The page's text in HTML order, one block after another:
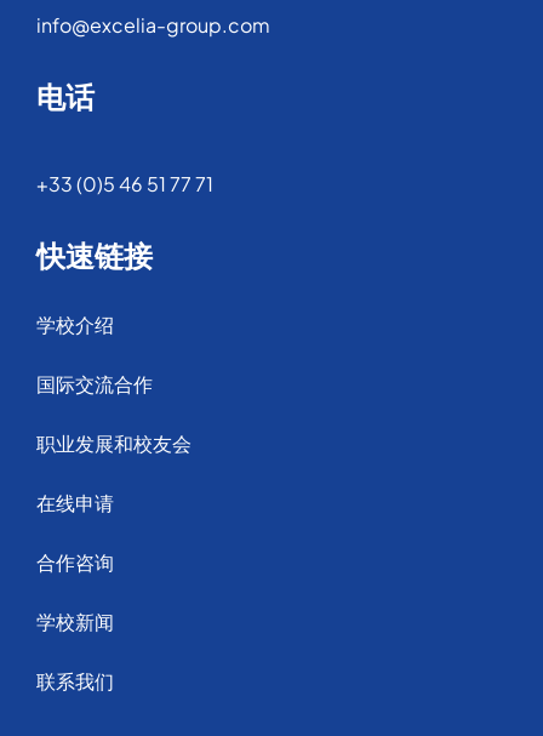
info@excelia-group.com
电话
+33 (0)5 46 51 77 71
快速链接
学校介绍
国际交流合作
职业发展和校友会
在线申请
合作咨询
学校新闻
联系我们